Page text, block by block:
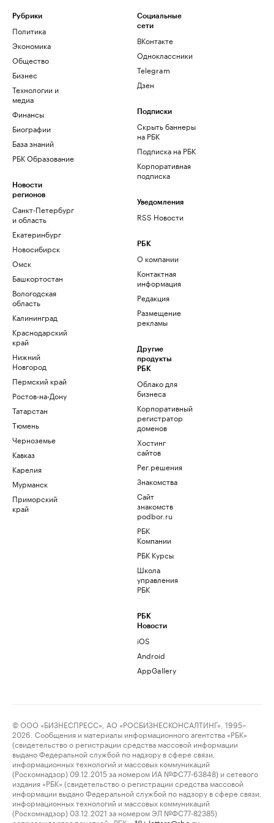
Рубрики
Политика
Экономика
Общество
Бизнес
Технологии и
медиа
Финансы
Биографии
База знаний
РБК Образование
Новости
регионов
Санкт-Петербург
и область
Екатеринбург
Новосибирск
Омск
Башкортостан
Вологодская
область
Калининград
Краснодарский
край
Нижний
Новгород
Пермский край
Ростов-на-Дону
Татарстан
Тюмень
Черноземье
Кавказ
Карелия
Мурманск
Приморский
край
Социальные
сети
ВКонтакте
Одноклассники
Telegram
Дзен
Подписки
Скрыть баннеры
на РБК
Подписка на РБК
Корпоративная
подписка
Уведомления
RSS Новости
РБК
О компании
Контактная
информация
Редакция
Размещение
рекламы
Другие
продукты
РБК
Облако для
бизнеса
Корпоративный
регистратор
доменов
Хостинг
сайтов
Рег.решения
Знакомства
Сайт
знакомств
podbor.ru
РБК
Компании
РБК Курсы
Школа
управления
РБК
РБК
Новости
iOS
Android
AppGallery
© ООО «БИЗНЕСПРЕСС», АО «РОСБИЗНЕСКОНСАЛТИНГ», 1995–
2026. Сообщения и материалы информационного агентства «РБК»
(свидетельство о регистрации средства массовой информации
выдано Федеральной службой по надзору в сфере связи,
информационных технологий и массовых коммуникаций
(Роскомнадзор) 09.12.2015 за номером ИА №ФС77-63848) и сетевого
издания «РБК» (свидетельство о регистрации средства массовой
информации выдано Федеральной службой по надзору в сфере связи,
информационных технологий и массовых коммуникаций
(Роскомнадзор) 03.12.2021 за номером ЭЛ №ФС77-82385)